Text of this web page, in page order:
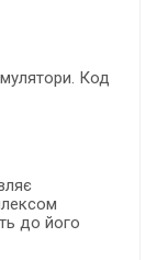
Код
до його